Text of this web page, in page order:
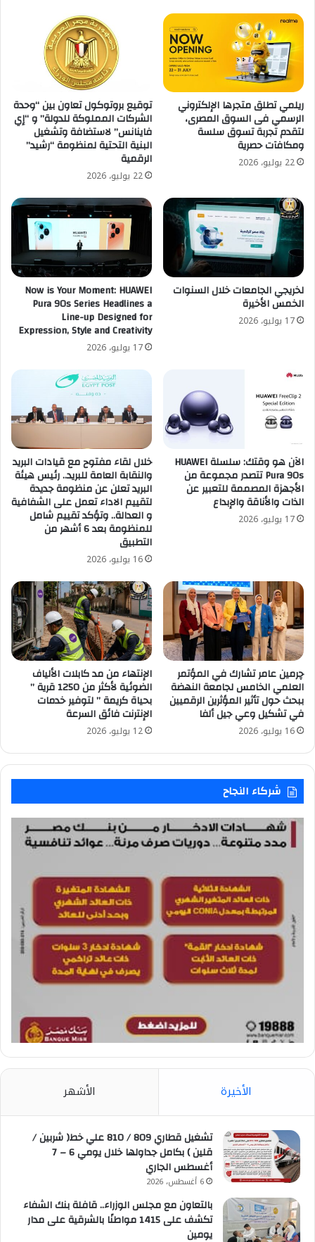
ريلمي تطلق متجرها الإلكتروني
الرسمي فى السوق المصرى،
لتقدم تجربة تسوق سلسة
ومكافآت حصرية
22 يوليو، 2026
توقيع بروتوكول تعاون بين “وحدة
الشركات المملوكة للدولة” و “إي
فاينانس” لاستضافة وتشغيل
البنية التحتية لمنظومة “رشيد”
الرقمية
22 يوليو، 2026
لخريجي الجامعات خلال السنوات
الخمس الأخيرة
17 يوليو، 2026
Now is Your Moment: HUAWEI
Pura 90s Series Headlines a
Line-up Designed for
Expression, Style and Creativity
17 يوليو، 2026
الآن هو وقتك: سلسلة HUAWEI
Pura 90s تتصدر مجموعة من
الأجهزة المصممة للتعبير عن
الذات والأناقة والإبداع
17 يوليو، 2026
خلال لقاء مفتوح مع قيادات البريد
والنقابة العامة للبريد.. رئيس هيئة
البريد تعلن عن منظومة جديدة
لتقييم الاداء تعمل على الشفافية
و العدالة.. وتؤكد تقييم شامل
للمنظومة بعد 6 أشهر من
التطبيق
16 يوليو، 2026
چرمين عامر تشارك في المؤتمر
العلمي الخامس لجامعة النهضة
ببحث حول تأثير المؤثرين الرقميين
في تشكيل وعي جيل ألفا
16 يوليو، 2026
الإنتهاء من مد كابلات الألياف
الضوئية لأكثر من 1250 قرية ”
بحياة كريمة ” لتوفير خدمات
الإنترنت فائق السرعة
12 يوليو، 2026
شركاء النجاح
الأخيرة الأشهر
تشغيل قطاري 809 / 810 علي خط( شربين /
قلين ) بكامل جداولها خلال يومي 6 – 7
أغسطس الجاري
6 أغسطس، 2026
بالتعاون مع مجلس الوزراء.. قافلة بنك الشفاء
تكشف على 1415 مواطنًا بالشرقية على مدار
يومين